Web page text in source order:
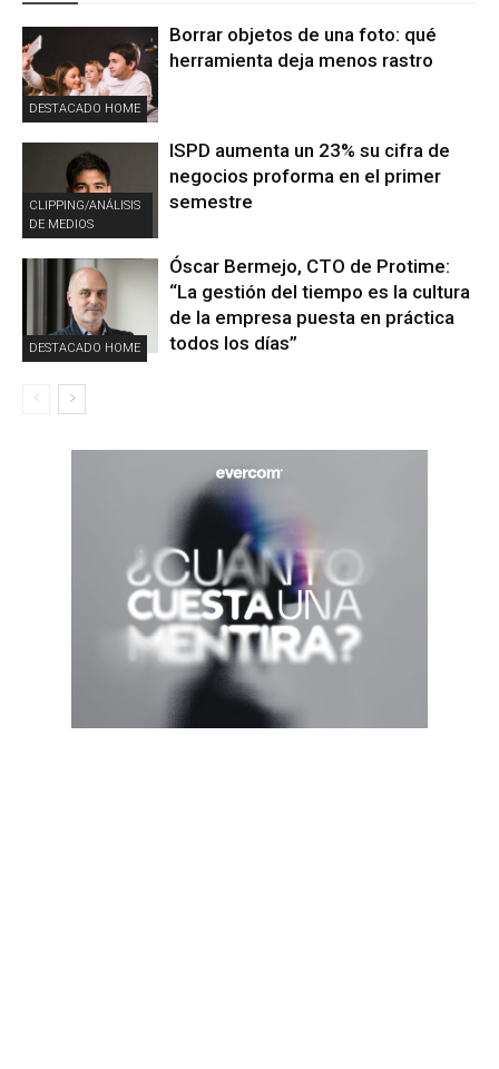
DESTACADO HOME
Borrar objetos de una foto: qué
herramienta deja menos rastro
CLIPPING/ANÁLISIS
DE MEDIOS
ISPD aumenta un 23% su cifra de
negocios proforma en el primer
semestre
DESTACADO HOME
Óscar Bermejo, CTO de Protime:
“La gestión del tiempo es la cultura
de la empresa puesta en práctica
todos los días”